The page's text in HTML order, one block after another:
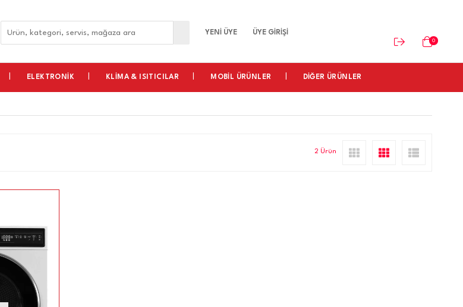
YENİ ÜYE ÜYE GİRİŞİ
0
ELEKTRONİK KLİMA & ISITICILAR MOBİL ÜRÜNLER DİĞER ÜRÜNLER
2 Ürün